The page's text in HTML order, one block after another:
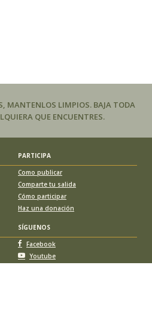
MANTENLOS LIMPIOS. BAJA TODA
QUE ENCUENTRES.
PARTICIPA
Como publicar
Comparte tu salida
Cómo participar
Haz una donación
SÍGUENOS
Facebook
Youtube